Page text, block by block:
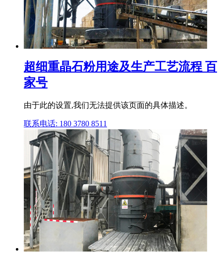
超细重晶石粉用途及生产工艺流程 百
家号
由于此的设置,我们无法提供该页面的具体描述。
联系电话: 180 3780 8511